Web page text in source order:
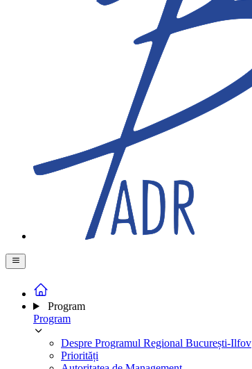
Program
Program
Despre Programul Regional București-Ilfov
Priorități